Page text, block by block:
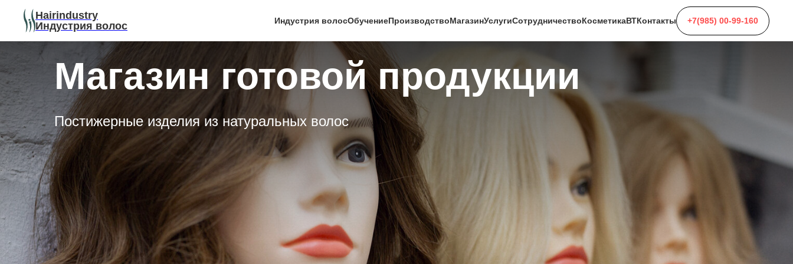
Hairindustry
Индустрия волос
Индустрия волосОбучениеПроизводствоМагазинУслугиСотрудничествоКосметикаВТКонтакты +7(985) 00-99-160
Магазин готовой продукции
Постижерные изделия из натуральных волос